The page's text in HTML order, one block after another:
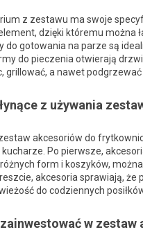
z zestawu ma swoje
dzięki któremu można
do gotowania na parze są
do pieczenia otwierają
grillować, a nawet
z używania
akcesoriów do
Po pierwsze,
form i koszyków,
akcesoria sprawiają,
do codziennych
w zestaw